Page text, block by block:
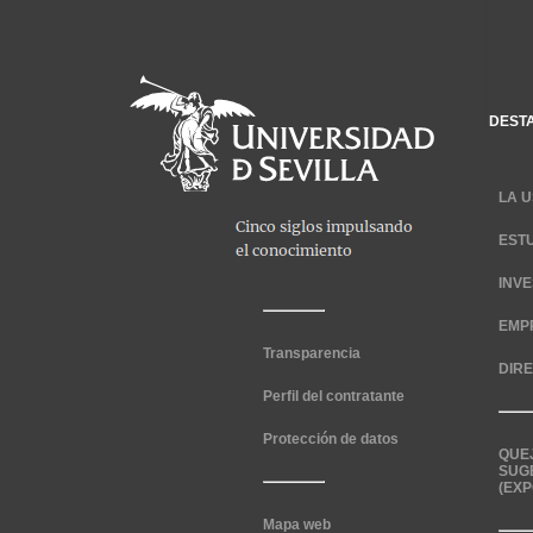
Transparencia
Perfil del contratante
Protección de datos
Mapa web
LA